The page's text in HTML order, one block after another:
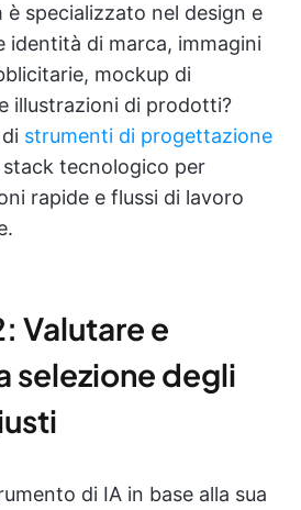
è specializzato nel design e
identità di marca, immagini
mockup di
illustrazioni di prodotti?
strumenti di progettazione
tecnologico per
rapide e flussi di lavoro
Valutare e
selezione degli
di IA in base alla sua